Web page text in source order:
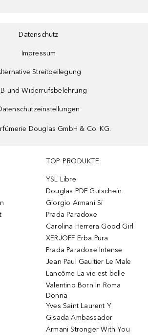
Datenschutz
Impressum
Streitbeilegung
und Widerrufsbelehrung
Douglas GmbH & Co. KG.
TOP PRODUKTE
YSL Libre
Douglas PDF Gutschein
Giorgio Armani Si
Prada Paradoxe
Carolina Herrera Good Girl
XERJOFF Erba Pura
Prada Paradoxe Intense
Jean Paul Gaultier Le Male
Lancôme La vie est belle
Valentino Born In Roma
Donna
Yves Saint Laurent Y
Gisada Ambassador
Armani Stronger With You